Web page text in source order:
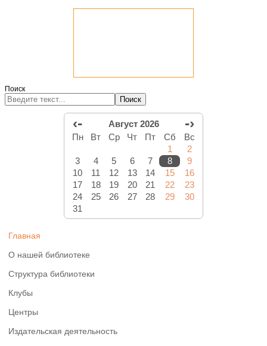
Поиск
Поиск
‹- Август 2026 -›
Пн Вт Ср Чт Пт Сб
Вс
1
2
3
4 5 6 7 8
9
10
11 12 13 14 15
16
17
18 19 20 21 22
23
24
25 26 27 28 29
30
31
Главная
О нашей библиотеке
Структура библиотеки
Клубы
Центры
Издательская деятельность